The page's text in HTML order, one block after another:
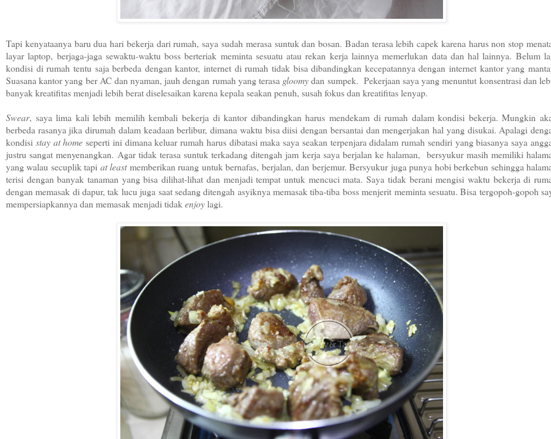
Tapi kenyataanya baru dua hari bekerja dari rumah, saya sudah merasa suntuk dan bosan. Badan terasa lebih capek karena harus non stop
layar laptop, berjaga-jaga sewaktu-waktu boss berteriak meminta sesuatu atau rekan kerja lainnya memerlukan data dan hal lainnya. Belum
kondisi di rumah tentu saja berbeda dengan kantor, internet di rumah tidak bisa dibandingkan kecepatannya dengan internet kantor yang
Suasana kantor yang ber AC dan nyaman, jauh dengan rumah yang terasa gloomydan sumpek. Pekerjaan saya yang menuntut konsentrasi dan
banyak kreatifitas menjadi lebih berat diselesaikan karena kepala seakan penuh, susah fokus dan kreatifitas lenyap.
Swear, saya lima kali lebih memilih kembali bekerja di kantor dibandingkan harus mendekam di rumah dalam kondisi bekerja. Mungkin
berbeda rasanya jika dirumah dalam keadaan berlibur, dimana waktu bisa diisi dengan bersantai dan mengerjakan hal yang disukai. Apalagi
kondisi stay at home seperti ini dimana keluar rumah harus dibatasi maka saya seakan terpenjara didalam rumah sendiri yang biasanya saya
justru sangat menyenangkan. Agar tidak terasa suntuk terkadang ditengah jam kerja saya berjalan ke halaman, bersyukur masih memiliki
yang walau secuplik tapi at leastmemberikan ruang untuk bernafas, berjalan, dan berjemur. Bersyukur juga punya hobi berkebun sehingga
terisi dengan banyak tanaman yang bisa dilihat-lihat dan menjadi tempat untuk mencuci mata. Saya tidak berani mengisi waktu bekerja di
dengan memasak di dapur, tak lucu juga saat sedang ditengah asyiknya memasak tiba-tiba boss menjerit meminta sesuatu. Bisa tergopoh-gopoh
mempersiapkannya dan memasak menjadi tidakenjoylagi.